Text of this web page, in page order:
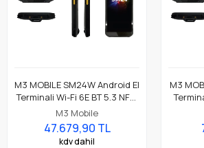
M3 MOBILE SM24W Android El
Terminali Wi-Fi 6E BT 5.3 NFC,
8GB/128GB, CM60E 2D
Okuyucu
M3 Mobile
47.679,90 TL
kdv dahil
M3
NFC,